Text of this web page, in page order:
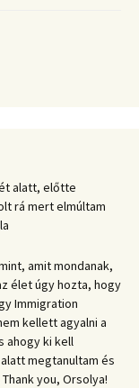
alatt, előtte
rá mert elmúltam
amit mondanak,
élet úgy hozta, hogy
Immigration
kellett agyalni a
ahogy ki kell
megtanultam és
you, Orsolya!